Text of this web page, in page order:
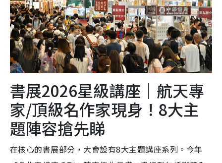
書展2026星級講座｜航天專
家/頂級名作家現身！8大主
題陣容搶先睇
在核心的書展部分，大會設有8大主題講座系列。今年